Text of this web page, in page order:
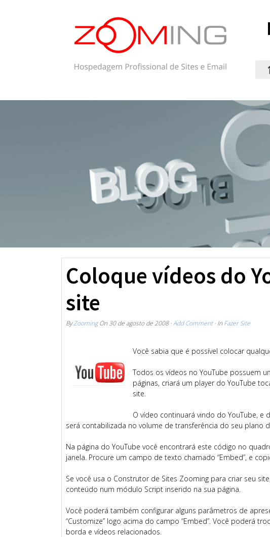
Coloque vídeos do
site
ByZoomingOn 30 de agosto de 2008· Add Comment· In Fazer Site
Você sabia que é possível colocar
Todos os vídeos no YouTube possuem
páginas, criará um player do YouTube
site.
O vídeo continuará vindo do YouTube,
será contabilizada no volume de transferência do seu plano
Na página do YouTube você encontrará este código no
janela. Procure um campo de texto chamado “Embed”, e
Se você usa o Construtor de Sites Zooming para criar seu
conteúdo num módulo Script inserido na sua página.
Você poderá também configurar alguns parâmetros de
“Customize” logo acima do campo “Embed”. Você poderá
borda e vídeos relacionados.